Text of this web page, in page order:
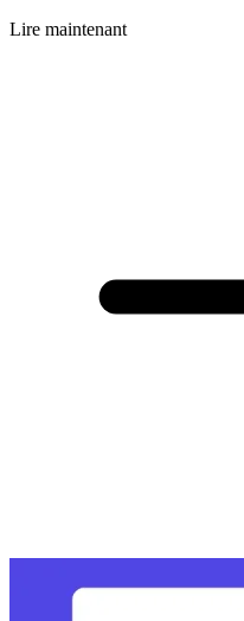
Lire maintenant